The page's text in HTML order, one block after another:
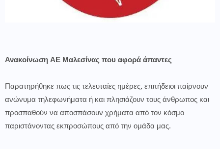
Ανακοίνωση ΑΕ Μαλεσίνας που αφορά άπαντες
Παρατηρήθηκε πως τις τελευταίες ημέρες, επιτήδειοι παίρνουν
ανώνυμα τηλεφωνήματα ή και πλησιάζουν τους άνθρωπος και
προσπαθούν να αποσπάσουν χρήματα από τον κόσμο
παριστάνοντας εκπροσώπους από την ομάδα μας.